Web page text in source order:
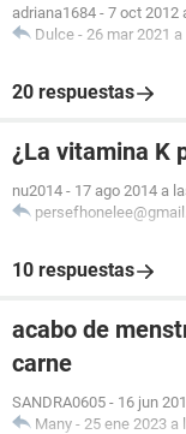
adriana1684 - 7 oct 2012
Dulce - 26 mar 2021 a
20 respuestas
¿La vitamina K
nu2014 - 17 ago 2014 a
10 respuestas
acabo de
carne
SANDRA0605 - 16 jun
Many - 25 ene 2023 a